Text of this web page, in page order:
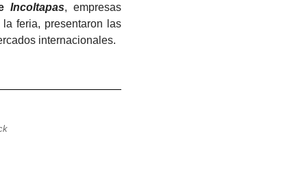
Incoltapas, empresas
feria, presentaron las
internacionales.